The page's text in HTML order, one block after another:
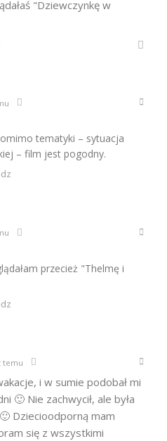
"Dziewczynkę w
tematyki – sytuacja
– film jest pogodny.
przecież "Thelmę i
temu
i w sumie podobał mi
🙂 Nie zachwycił, ale była
Dziecioodporną mam
się z wszystkimi